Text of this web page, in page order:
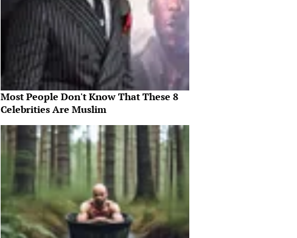
Most People Don't Know That These 8
Celebrities Are Muslim